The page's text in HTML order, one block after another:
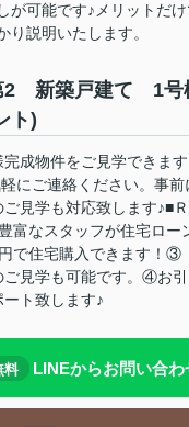
が可能です♪メリットだ
り説明いたします。
2 新築戸建て 1号
ト)
成物件をご見学できま
にご連絡ください。事前
見学も対応致します♪■
富なスタッフが住宅ロー
で住宅購入できます！③
ご見学も可能です。④お
ト致します♪
料 LINEからお問い合わ